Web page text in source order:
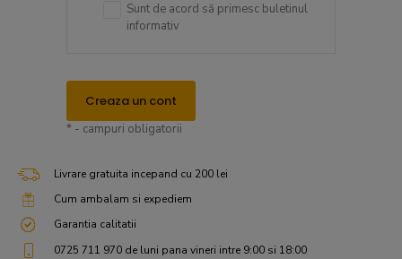
Sunt de acord să primesc buletinul
informativ
Creaza un cont
* - campuri obligatorii
Livrare gratuita incepand cu 200 lei
Cum ambalam si expediem
Garantia calitatii
0725 711 970 de luni pana vineri intre 9:00 si 18:00